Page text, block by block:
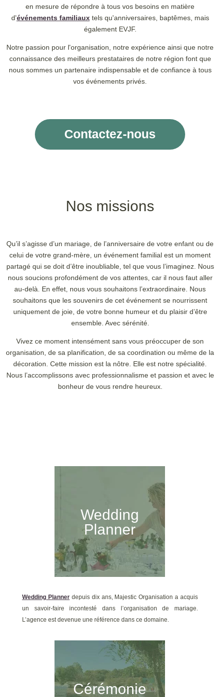
en mesure de répondre à tous vos besoins en matière
d'événements familiauxtels qu'anniversaires, baptêmes, mais
également EVJF.
Notre passion pour l'organisation, notre expérience ainsi que notre
connaissance des meilleurs prestataires de notre région font que
nous sommes un partenaire indispensable et de confiance à tous
vos événements privés.
Contactez-nous
Nos missions
Qu’il s’agisse d’un mariage, de l’anniversaire de votre enfant ou de
celui de votre grand-mère, un événement familial est un moment
partagé qui se doit d’être inoubliable, tel que vous l’imaginez. Nous
nous soucions profondément de vos attentes, car il nous faut aller
au-delà. En effet, nous vous souhaitons l’extraordinaire. Nous
souhaitons que les souvenirs de cet événement se nourrissent
uniquement de joie, de votre bonne humeur et du plaisir d’être
ensemble. Avec sérénité.
Vivez ce moment intensément sans vous préoccuper de son
organisation, de sa planification, de sa coordination ou même de la
décoration. Cette mission est la nôtre. Elle est notre spécialité.
Nous l’accomplissons avec professionnalisme et passion et avec le
bonheur de vous rendre heureux.
Wedding
Planner
Wedding Plannerdepuis dix ans, Majestic Organisation a acquis
un savoir-faire incontesté dans l’organisation de mariage.
L’agence est devenue une référence dans ce domaine.
Cérémonie